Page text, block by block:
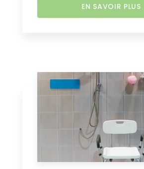
EN SAVOIR PLUS